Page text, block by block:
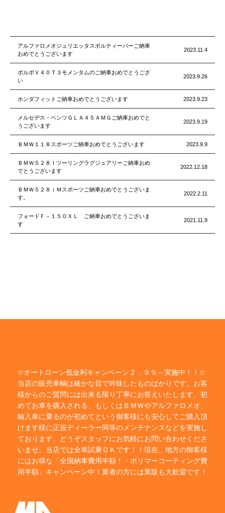
アルファロメオジュリエッタスポルティーバーご納車
おめでとうございます
2023.11.4
ボルボＶ４０Ｔ３モメンタムのご納車おめでとうござ
い
2023.9.26
ホンダフィットご納車おめでとうございます 2023.9.23
メルセデス・ベンツＧＬＡ４５ＡＭＧご納車おめでと
うございます
2023.9.19
ＢＭＷ１１８スポーツご納車おめでとうございます 2023.9.9
ＢＭＷ５２８Ｉツーリングラグジュアリーご納車おめ
でとうございます
2022.12.18
ＢＭＷ５２８ｉＭスポーツご納車おめでとうございま
す。
2022.2.11
フォードＦ－１５０ＸＬ ご納車おめでとうございま
す
2021.11.9
✩オートローン低金利キャンペーン２．９％～実施中！！✩
当店の販売車輌は確かな目で吟味したものばかりです。お客
様からのご質問には出来る限り丁寧にお答えいたします。初
めてお車を購入される、もしくはＢＭＷやアルファロメオ、
輸入車に乗るのが初めてという御客様にも安心してご購入頂
けます様に正規ディーラー同等のメンテナンスなどを実施し
ております。どうぞスタッフにお気軽にお問い合わせくださ
いませ。当店では全車試乗ＯＫです！！現在、地方の御客様
にはお得な「全国納車費用半額！・ポリマーコーティング費
用半額」キャンペーン中！業者の方には業販も大歓迎です！